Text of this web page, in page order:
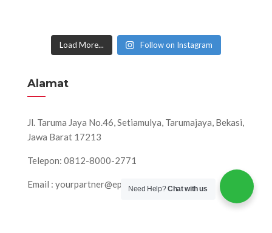
Load More... Follow on Instagram
Alamat
Jl. Taruma Jaya No.46, Setiamulya, Tarumajaya, Bekasi,
Jawa Barat 17213
Telepon: 0812-8000-2771
Email : yourpartner@eps-production.com
Need Help?Chat with us